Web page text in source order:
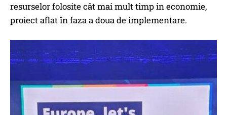
resurselor folosite cât mai mult timp in economie,
proiect aflat în faza a doua de implementare.